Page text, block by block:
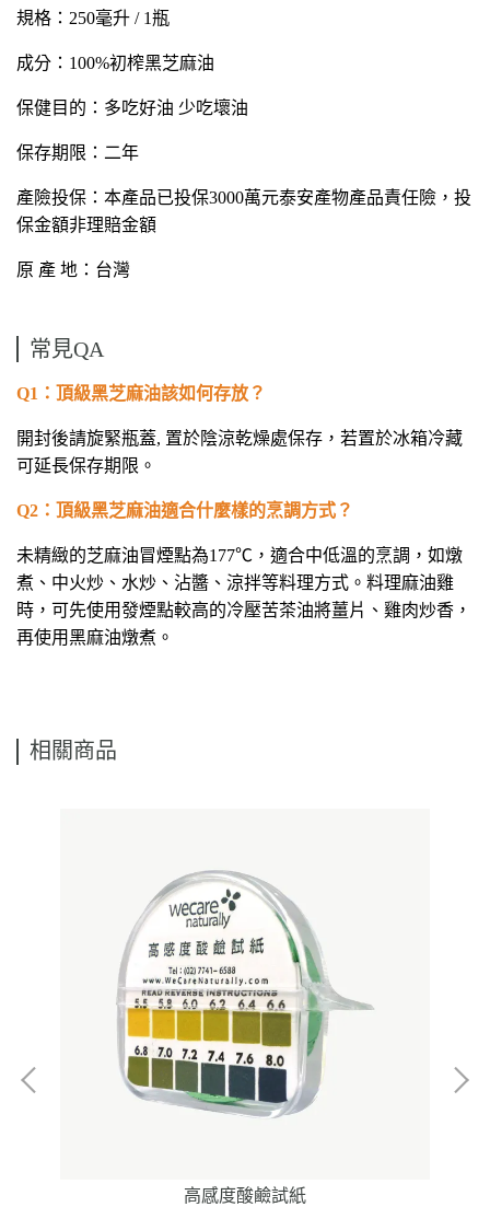
規格：250毫升 / 1瓶
成分：100%初榨黑芝麻油
保健目的：多吃好油 少吃壞油
保存期限：二年
產險投保：本產品已投保3000萬元泰安產物產品責任險，投
保金額非理賠金額
原 產 地：台灣
常見QA
Q1 ：頂級黑芝麻油該如何存放？
開封後請旋緊瓶蓋, 置於陰涼乾燥處保存 ，若置於冰箱冷藏
可延長保存期限。
Q2 ：頂級黑芝麻油適合什麼樣的烹調方式？
未精緻的芝麻油冒煙點為177℃，適合中低溫的烹調，如燉
煮、中火炒、水炒、沾醬、涼拌等料理方式。料理麻油雞
時，可先使用發煙點較高的冷壓苦茶油將薑片、雞肉炒香，
再使用黑麻油燉煮。
相關商品
高感度酸鹼試紙